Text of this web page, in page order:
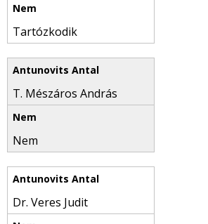
Tartózkodik
T. Mészáros András
Nem
Dr. Veres Judit